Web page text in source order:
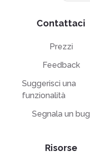
Contattaci
Prezzi
Feedback
Suggerisci una
funzionalità
Segnala un bug
Risorse